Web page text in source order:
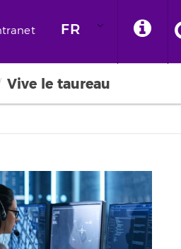
FR
Vive le taureau